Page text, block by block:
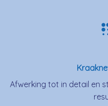
Afwerking tot in detail en